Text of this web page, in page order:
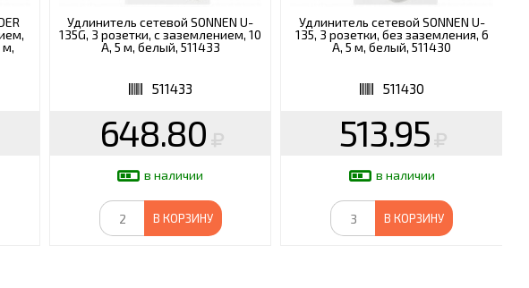
м,
Удлинитель сетевой SONNEN U-
135G, 3 розетки, c заземлением, 10
А, 5 м, белый, 511433
511433
648.80
в наличии
В КОРЗИНУ
Удлинитель сетевой SONNEN U-
135, 3 розетки, без заземления, 6
А, 5 м, белый, 511430
511430
513.95
в наличии
В КОРЗИНУ